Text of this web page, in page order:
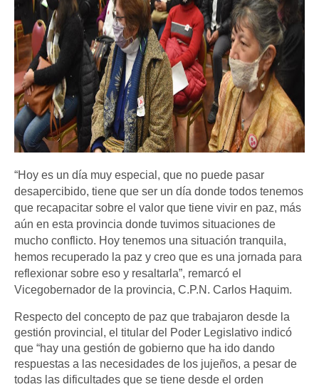
“Hoy es un día muy especial, que no puede pasar
desapercibido, tiene que ser un día donde todos tenemos
que recapacitar sobre el valor que tiene vivir en paz, más
aún en esta provincia donde tuvimos situaciones de
mucho conflicto. Hoy tenemos una situación tranquila,
hemos recuperado la paz y creo que es una jornada para
reflexionar sobre eso y resaltarla”, remarcó el
Vicegobernador de la provincia, C.P.N. Carlos Haquim.
Respecto del concepto de paz que trabajaron desde la
gestión provincial, el titular del Poder Legislativo indicó
que “hay una gestión de gobierno que ha ido dando
respuestas a las necesidades de los jujeños, a pesar de
todas las dificultades que se tiene desde el orden